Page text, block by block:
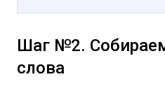
Шаг №2.
слова